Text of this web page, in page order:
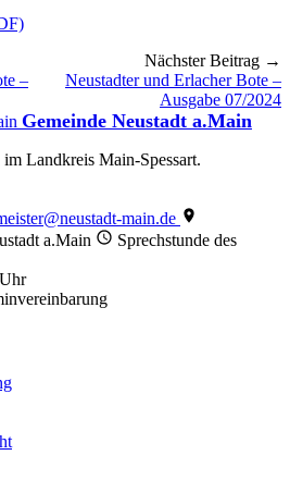
–
Nächster Beitrag →
Neustadter und Erlacher Bote –
Ausgabe 07/2024
Gemeinde Neustadt a.Main
Landkreis Main-Spessart.
main.de
a.Main
Sprechstunde des